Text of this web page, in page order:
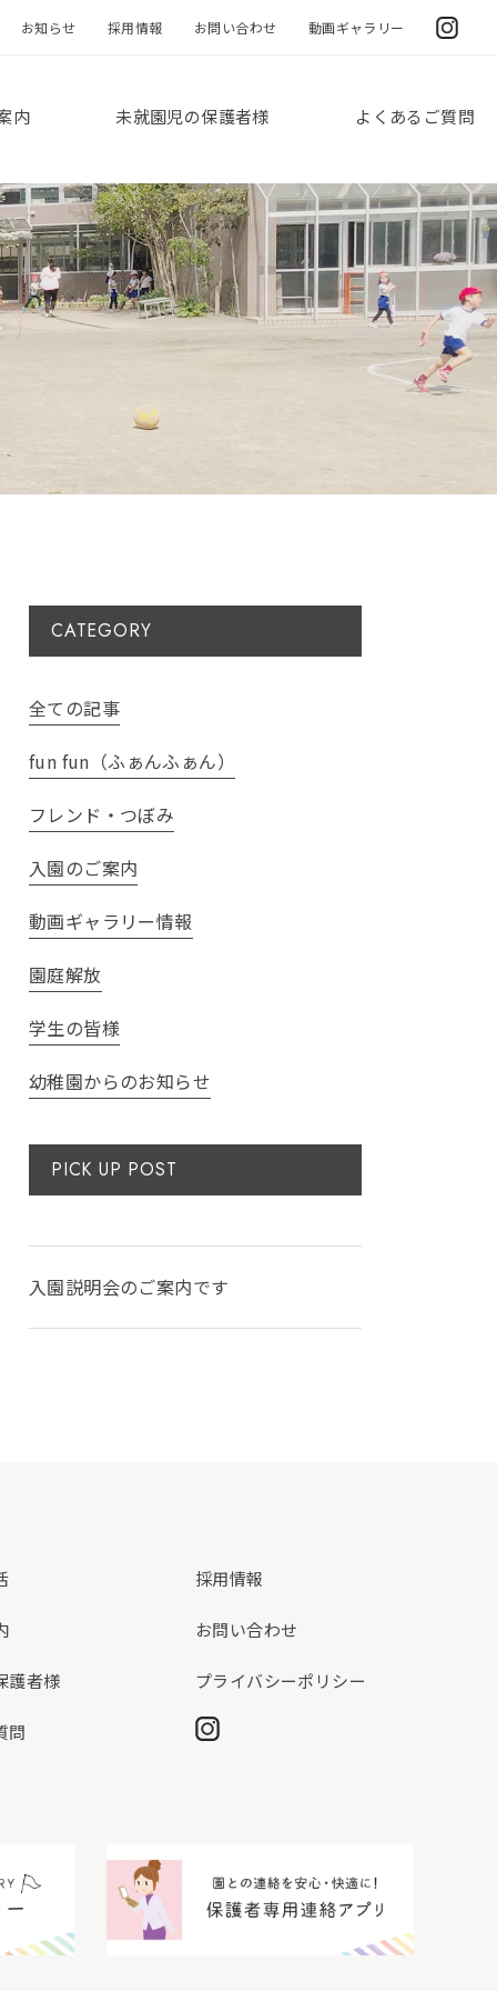
お知らせ 採用情報 お問い合わせ 動画ギャラリー
内 未就園児の保護者様 よくあるご質問
CATEGORY
全ての記事
fun fun（ふぁんふぁん）
フレンド・つぼみ
入園のご案内
動画ギャラリー情報
園庭解放
学生の皆様
幼稚園からのお知らせ
PICK UP POST
入園説明会のご案内です
護者様
問
採用情報
お問い合わせ
プライバシーポリシー